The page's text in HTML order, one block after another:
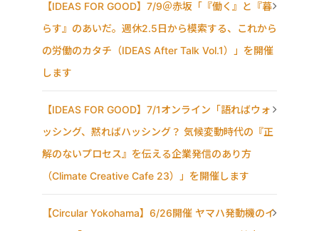
【IDEAS FOR GOOD】7/9＠赤坂「『働く』と『暮
らす』のあいだ。週休2.5日から模索する、これから
の労働のカタチ（IDEAS After Talk Vol.1）」を開催
します
【IDEAS FOR GOOD】7/1オンライン「語ればウォ
ッシング、黙ればハッシング？ 気候変動時代の『正
解のないプロセス』を伝える企業発信のあり方
（Climate Creative Cafe 23）」を開催します
【Circular Yokohama】6/26開催 ヤマハ発動機のイ